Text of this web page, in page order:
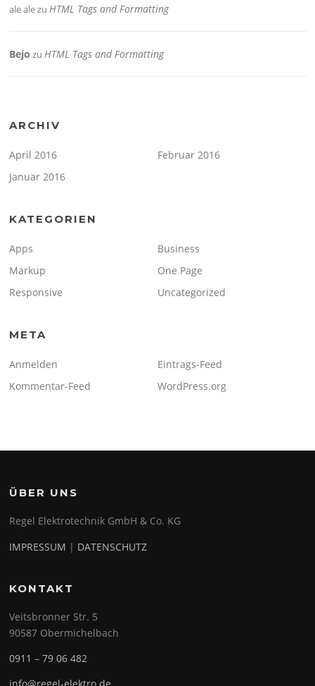
ale alezuHTML Tags and Formatting
Bejo zuHTML Tags and Formatting
ARCHIV
April 2016
Februar 2016
Januar 2016
KATEGORIEN
Apps
Business
Markup
One Page
Responsive
Uncategorized
META
Anmelden
Eintrags-Feed
Kommentar-Feed
WordPress.org
ÜBER UNS
Regel Elektrotechnik GmbH & Co. KG
IMPRESSUM | DATENSCHUTZ
KONTAKT
Veitsbronner Str. 5
90587 Obermichelbach
0911 – 79 06 482